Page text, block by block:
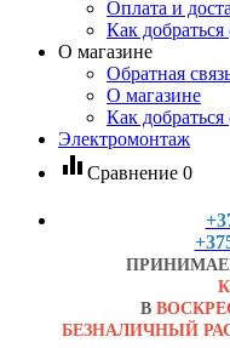
Оплата и
Как
О магазине
Обратная
О магазине
Как
Электромонтаж
equalizer Сравнение 0
В
БЕЗНАЛИЧНЫЙ